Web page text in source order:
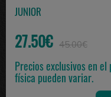
JUNIOR
27.50€ 45.00€
Precios exclusivos en
física pueden variar.